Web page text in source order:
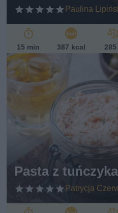
Paulina
15 min 387 kcal 285
Pasta z
Patrycja